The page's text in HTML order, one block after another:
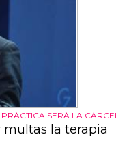
SERÁ LA CÁRCEL
multas la terapia